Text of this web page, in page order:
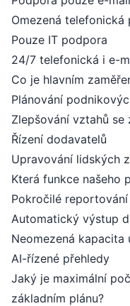
Omezená telefonická
Pouze IT podpora
24/7 telefonická i e-
Co je hlavním
Plánování
Zlepšování vztahů se
Řízení dodavatelů
Upravování lidských
Která funkce našeho
Pokročilé reportování
Automatický výstup
Neomezená kapacita
AI-řízené přehledy
Jaký je maximální
základním plánu?